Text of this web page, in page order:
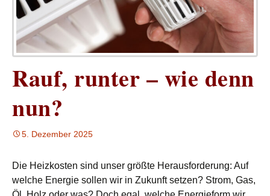
Rauf, runter – wie denn
nun?
5. Dezember 2025
Die Heizkosten sind unser größte Herausforderung: Auf
welche Energie sollen wir in Zukunft setzen? Strom, Gas,